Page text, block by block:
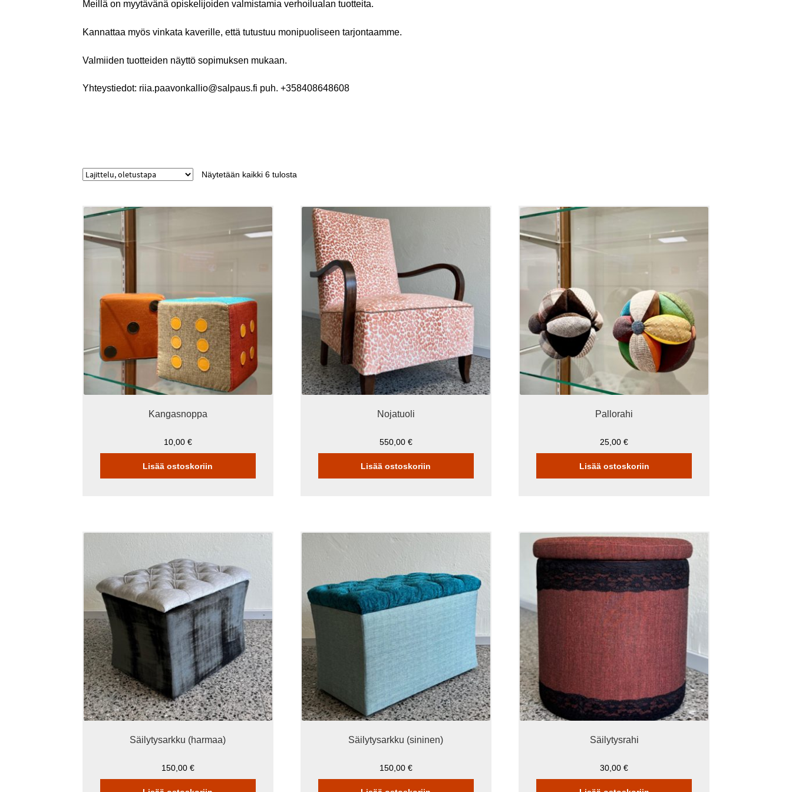
Meillä on myytävänä opiskelijoiden valmistamia verhoilualan tuotteita.
Kannattaa myös vinkata kaverille, että tutustuu monipuoliseen tarjontaamme.
Valmiiden tuotteiden näyttö sopimuksen mukaan.
Yhteystiedot: riia.paavonkallio@salpaus.fi puh. +358408648608
Näytetään kaikki 6 tulosta
Kangasnoppa
10,00 €
Lisää ostoskoriin
Nojatuoli
550,00 €
Lisää ostoskoriin
Pallorahi
25,00€
Lisää ostoskoriin
Säilytysarkku (harmaa)
150,00 €
Säilytysarkku (sininen)
150,00 €
Säilytysrahi
30,00€